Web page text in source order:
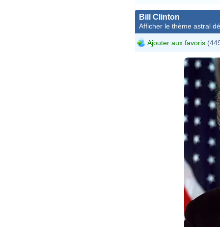
Bill Clinton
Afficher le thème astral
Ajouter aux favoris